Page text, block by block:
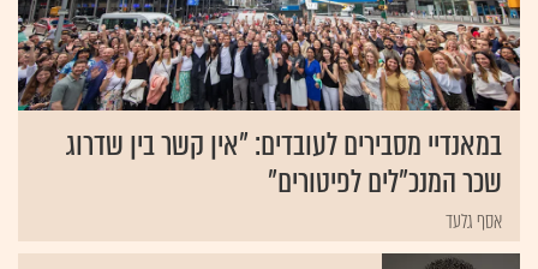
במאנדיי מסבירים לעובדים: "אין קשר בין שדרוג
שכר המנכ"לים לפיטורים"
אסף גלעד